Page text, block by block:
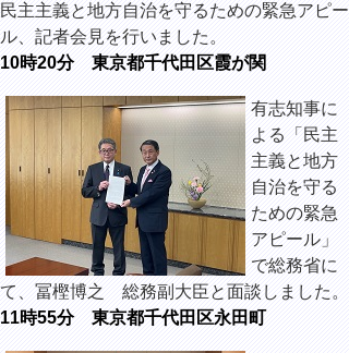
民主主義と地方自治を守るための緊急アピー
ル、記者会見を行いました。
10時20分 東京都千代田区霞が関
有志知事に
よる「民主
主義と地方
自治を守る
ための緊急
アピール」
で総務省に
て、冨樫博之 総務副大臣と面談しました。
11時55分 東京都千代田区永田町